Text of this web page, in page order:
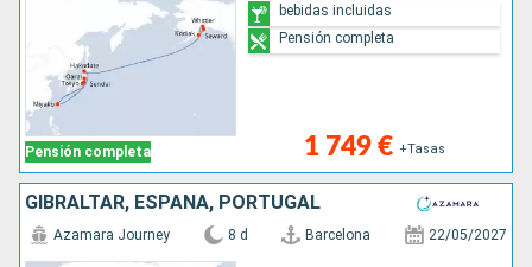
Pensión completa 1 749 € +Tasas
bebidas incluidas
Pensión completa
GIBRALTAR, ESPAÑA, PORTUGAL
Azamara Journey 8 d Barcelona 22/05/2027